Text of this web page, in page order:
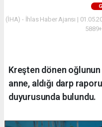
(İHA) - İhlas Haber Ajansı |
Kreşten dönen
anne, aldığı darp
duyurusunda bulundu.